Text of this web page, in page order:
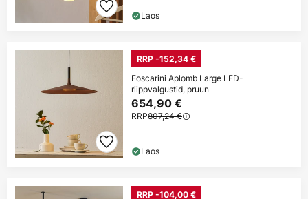
Laos
RRP -152,34 €
Foscarini Aplomb Large LED-
riippvalgustid, pruun
654,90 €
RRP807,24 €
Laos
RRP -104,00 €